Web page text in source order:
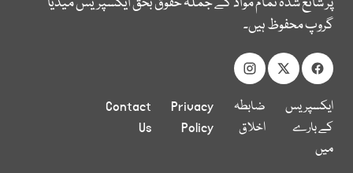
گروپ محفوظ ہیں۔
ایکسپریس
کے بارے
میں
ضابطہ
اخلاق
Privacy
Policy
Contact
Us